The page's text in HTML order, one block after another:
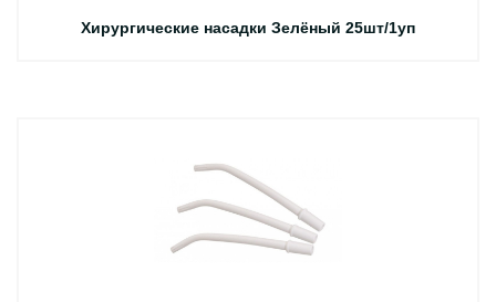
Хирургические насадки Зелёный 25шт/1уп